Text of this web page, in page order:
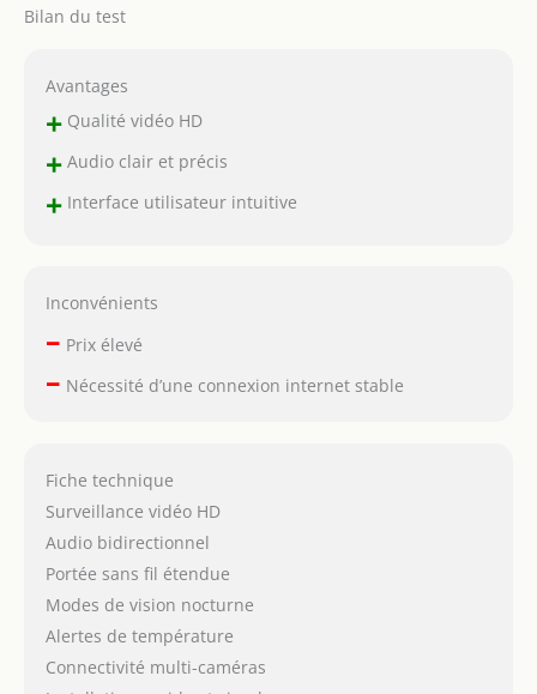
Bilan du test
Avantages
+Qualité vidéo HD
+Audio clair et précis
+Interface utilisateur intuitive
Inconvénients
– Prix élevé
– Nécessité d’une connexion internet stable
Fiche technique
Surveillance vidéo HD
Audio bidirectionnel
Portée sans fil étendue
Modes de vision nocturne
Alertes de température
Connectivité multi-caméras